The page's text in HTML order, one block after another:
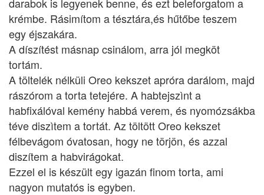
krémbe. Rásimítom a tésztára,és hűtőbe teszem
egy éjszakára.
A díszítést másnap csinálom, arra jól megköt
tortám.
A töltelék nélküli Oreo kekszet apróra darálom, majd
rászórom a torta tetejére. A habtejszìnt a
habfixálóval kemény habbá verem, és nyomózsákba
téve diszìtem a tortát. Az töltött Oreo kekszet
félbevágom óvatosan, hogy ne törjön, és azzal
diszítem a habvirágokat.
Ezzel el is készült egy igazán finom torta, ami
nagyon mutatós is egyben.